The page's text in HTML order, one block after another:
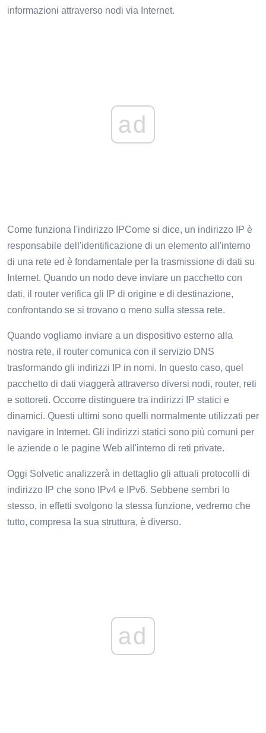
informazioni attraverso nodi via Internet.
ad
Come funziona l'indirizzo IPCome si dice, un indirizzo IP è
responsabile dell'identificazione di un elemento all'interno
di una rete ed è fondamentale per la trasmissione di dati su
Internet. Quando un nodo deve inviare un pacchetto con
dati, il router verifica gli IP di origine e di destinazione,
confrontando se si trovano o meno sulla stessa rete.
Quando vogliamo inviare a un dispositivo esterno alla
nostra rete, il router comunica con il servizio DNS
trasformando gli indirizzi IP in nomi. In questo caso, quel
pacchetto di dati viaggerà attraverso diversi nodi, router, reti
e sottoreti. Occorre distinguere tra indirizzi IP statici e
dinamici. Questi ultimi sono quelli normalmente utilizzati per
navigare in Internet. Gli indirizzi statici sono più comuni per
le aziende o le pagine Web all'interno di reti private.
Oggi Solvetic analizzerà in dettaglio gli attuali protocolli di
indirizzo IP che sono IPv4 e IPv6. Sebbene sembri lo
stesso, in effetti svolgono la stessa funzione, vedremo che
tutto, compresa la sua struttura, è diverso.
ad